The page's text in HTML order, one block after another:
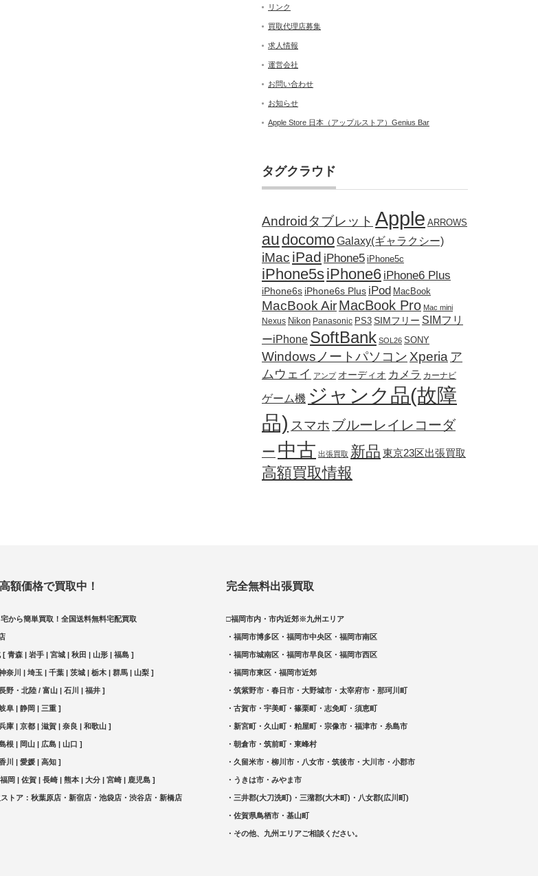
リンク
買取代理店募集
求人情報
運営会社
お問い合わせ
お知らせ
Apple Store 日本（アップルストア）Genius Bar
タグクラウド
Androidタブレット Apple ARROWS
au docomoGalaxy(ギャラクシー)
iMac iPad iPhone5 iPhone5c
iPhone5siPhone6 iPhone6 Plus
iPhone6s iPhone6s Plus iPod MacBook
MacBook AirMacBook Pro Mac mini
Nexus Nikon Panasonic PS3 SIMフリー SIMフリ
ーiPhone SoftBank SOL26 SONY
Windowsノートパソコン Xperia ア
ムウェイ アンプ オーディオ カメラ カーナビ
ゲーム機 ジャンク品(故障
品) スマホ ブルーレイレコーダ
ー 中古 出張買取 新品 東京23区出張買取
高額買取情報
額価格で買取中！
から簡単買取！全国送料無料宅配買取
[ 青森 | 岩手 | 宮城 | 秋田 | 山形 | 福島 ]
奈川 | 埼玉 | 千葉 | 茨城 | 栃木 | 群馬 | 山梨 ]
野・北陸 / 富山 | 石川 | 福井 ]
阜 | 静岡 | 三重 ]
庫 | 京都 | 滋賀 | 奈良 | 和歌山 ]
根 | 岡山 | 広島 | 山口 ]
川 | 愛媛 | 高知 ]
岡 | 佐賀 | 長崎 | 熊本 | 大分 | 宮崎 | 鹿児島 ]
トア：秋葉原店・新宿店・池袋店・渋谷店・新橋店
完全無料出張買取
□福岡市内・市内近郊※九州エリア
・福岡市博多区・福岡市中央区・福岡市南区
・福岡市城南区・福岡市早良区・福岡市西区
・福岡市東区・福岡市近郊
・筑紫野市・春日市・大野城市・太宰府市・那珂川町
・古賀市・宇美町・篠栗町・志免町・須恵町
・新宮町・久山町・粕屋町・宗像市・福津市・糸島市
・朝倉市・筑前町・東峰村
・久留米市・柳川市・八女市・筑後市・大川市・小郡市
・うきは市・みやま市
・三井郡(大刀洗町)・三潴郡(大木町)・八女郡(広川町)
・佐賀県鳥栖市・基山町
・その他、九州エリアご相談ください。